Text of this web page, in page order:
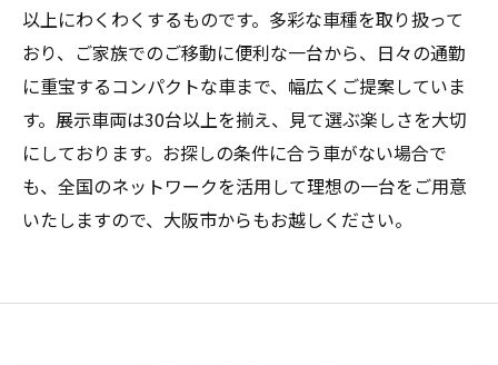
以上にわくわくするものです。多彩な車種を取り扱って
おり、ご家族でのご移動に便利な一台から、日々の通勤
に重宝するコンパクトな車まで、幅広くご提案していま
す。展示車両は30台以上を揃え、見て選ぶ楽しさを大切
にしております。お探しの条件に合う車がない場合で
も、全国のネットワークを活用して理想の一台をご用意
いたしますので、大阪市からもお越しください。